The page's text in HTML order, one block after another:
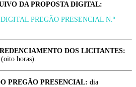
DA PROPOSTA DIGITAL:
PREGÃO PRESENCIAL N.º
DOS LICITANTES:
horas).
PREGÃO PRESENCIAL: dia